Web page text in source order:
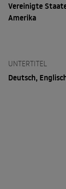
Vereinigte
Amerika
UNTERTITEL
Deutsch,